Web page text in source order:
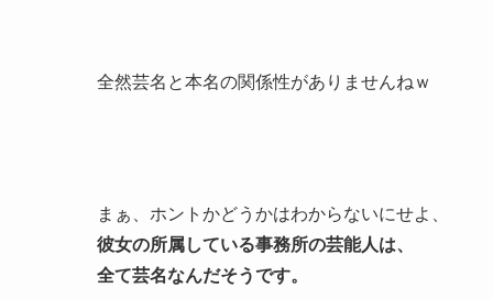
全然芸名と本名の関係性がありませんねｗ
まぁ、ホントかどうかはわからないにせよ、
彼女の所属している事務所の芸能人は、
全て芸名なんだそうです。